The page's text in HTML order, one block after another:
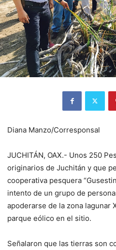
Diana Manzo/Corresponsal
JUCHITÁN, OAX.- Unos 250
originarios de Juchitán y que
cooperativa pesquera
intento de un grupo de
apoderarse de la zona lagunar
parque eólico en el sitio.
Señalaron que las tierras son